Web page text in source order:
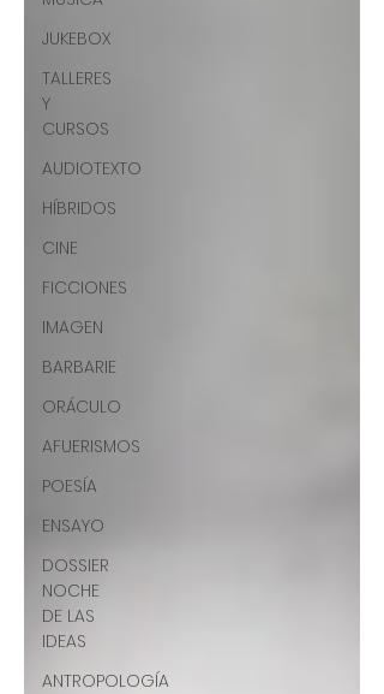
JUKEBOX
TALLERES
Y
CURSOS
AUDIOTEXTO
HÍBRIDOS
CINE
FICCIONES
IMAGEN
BARBARIE
ORÁCULO
AFUERISMOS
POESÍA
ENSAYO
DOSSIER
NOCHE
DE LAS
IDEAS
ANTROPOLOGÍA